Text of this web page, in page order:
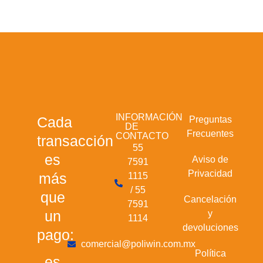
Cada
transacción
es
más
que
un
pago:
INFORMACIÓN
DE
CONTACTO
55
7591
1115
/ 55
7591
1114
comercial@poliwin.com.mx
Preguntas
Frecuentes
Aviso de
Privacidad
Cancelación
y
devoluciones
Política